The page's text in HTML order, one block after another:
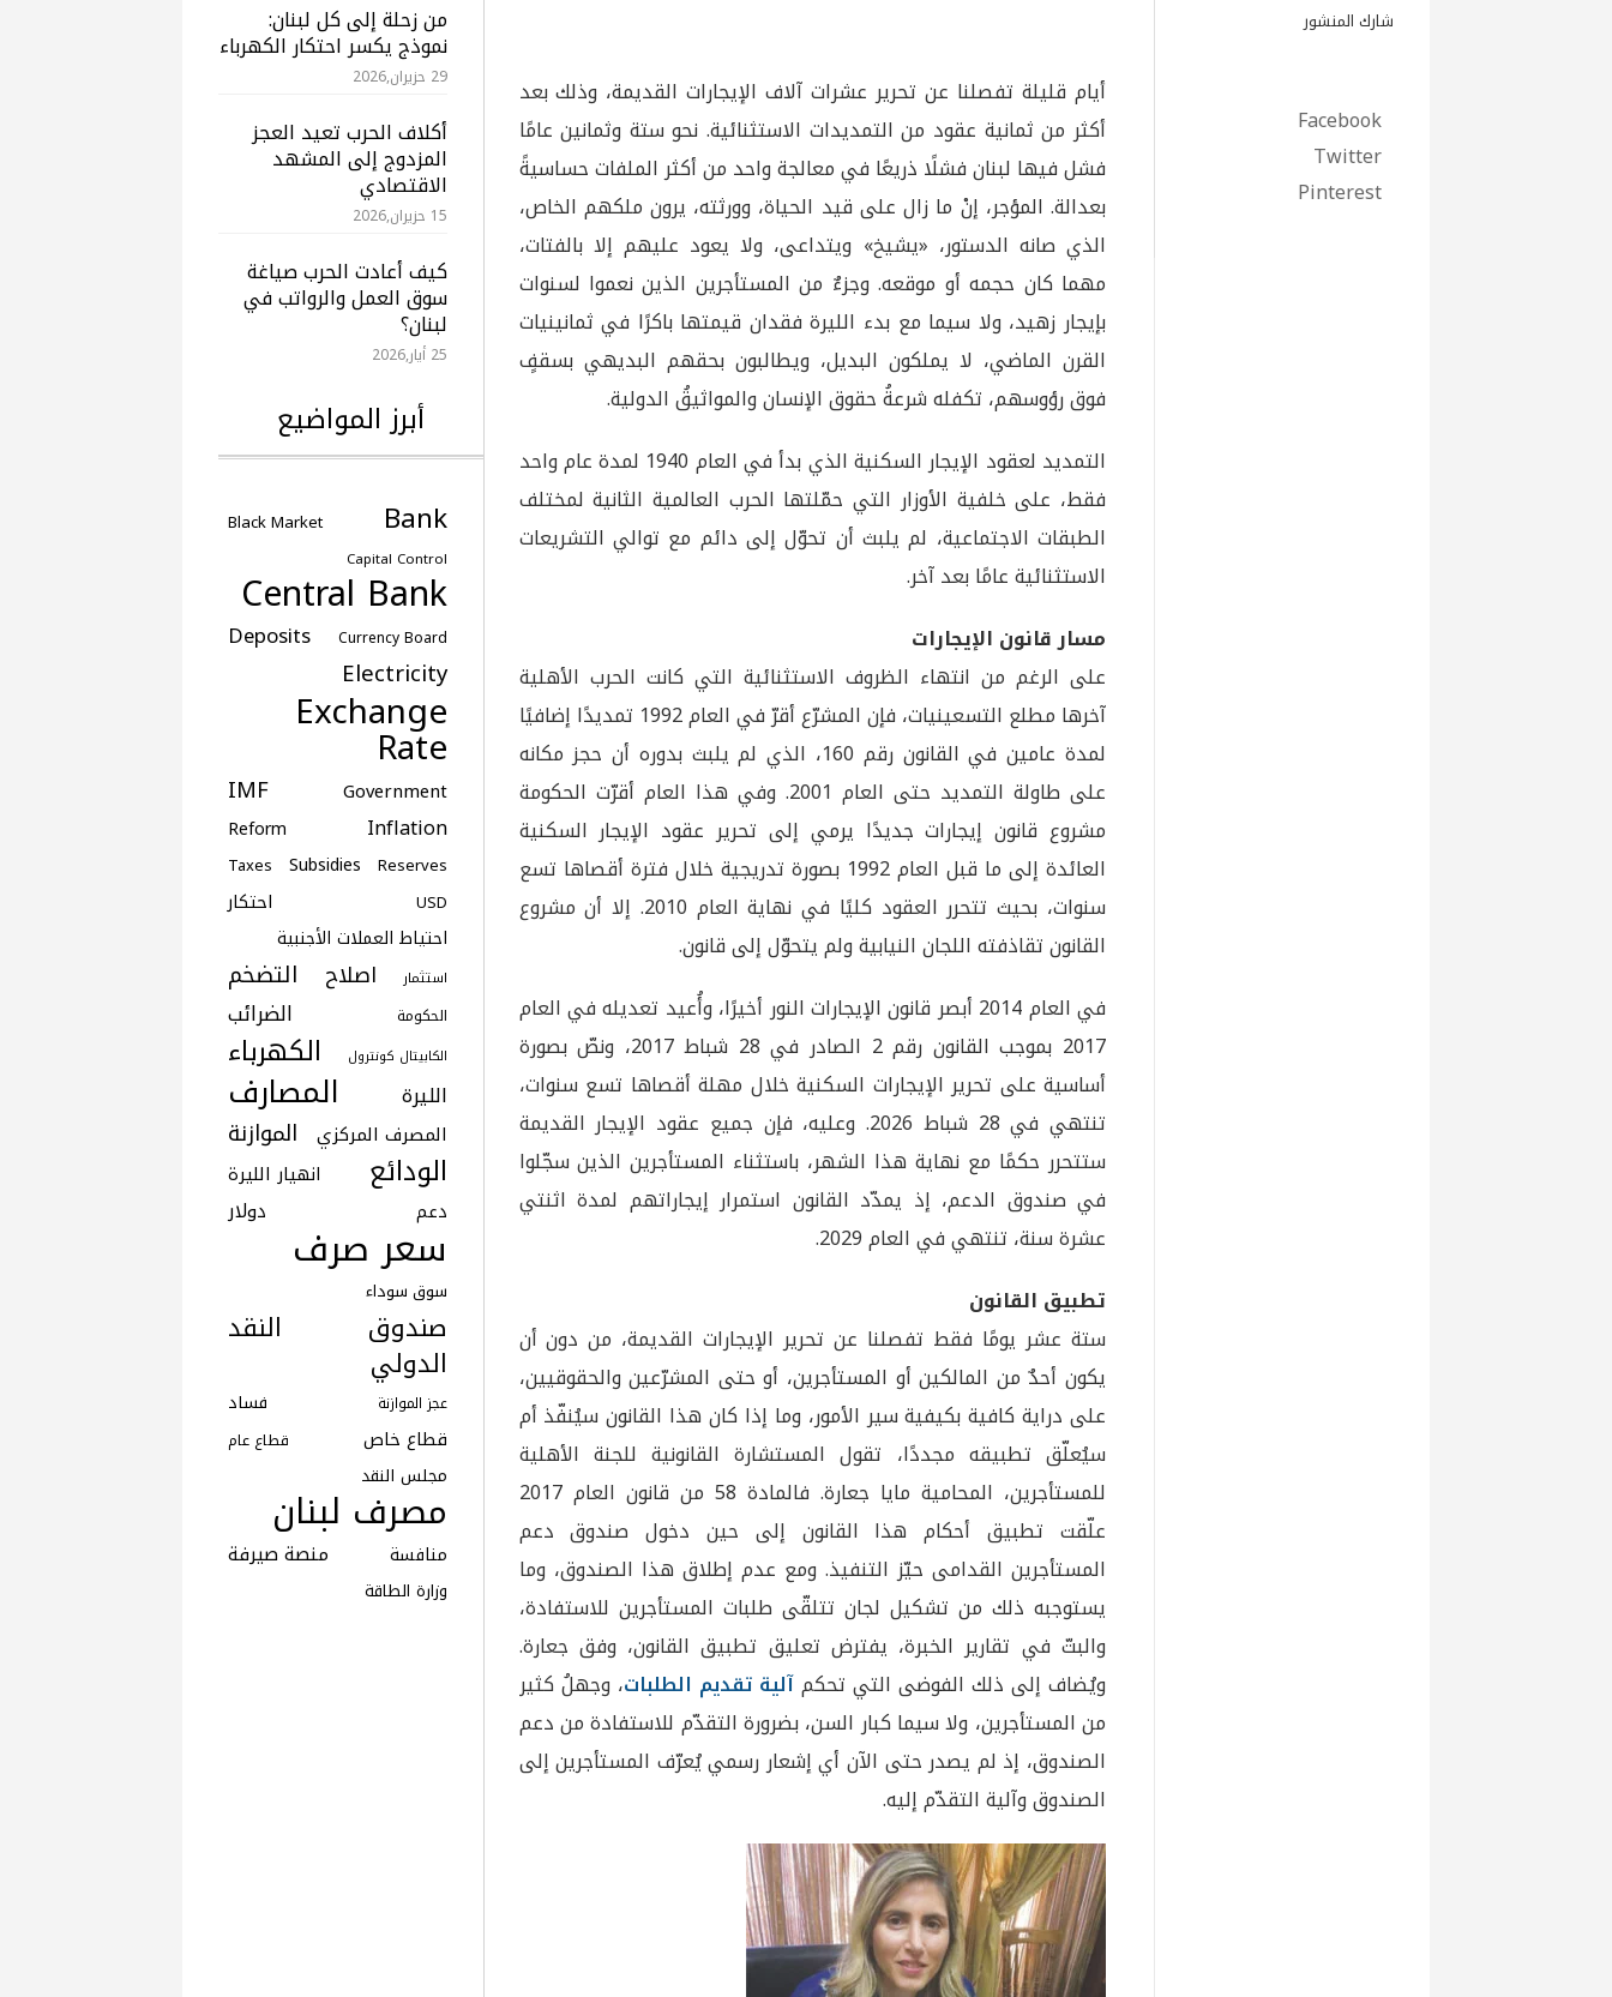
شارك المنشور
Facebook
Twitter
Pinterest
أيام قليلة تفصلنا عن تحرير عشرات آلاف الإيجارات القديمة، وذلك بعد
أكثر من ثمانية عقود من التمديدات الاستثنائية. نحو ستة وثمانين عامًا
فشل فيها لبنان فشلًا ذريعًا في معالجة واحد من أكثر الملفات حساسيةً
بعدالة. المؤجر، إنْ ما زال على قيد الحياة، وورثته، يرون ملكهم الخاص،
الذي صانه الدستور، «يشيخ» ويتداعى، ولا يعود عليهم إلا بالفتات،
مهما كان حجمه أو موقعه. وجزءٌ من المستأجرين الذين نعموا لسنوات
بإيجار زهيد، ولا سيما مع بدء الليرة فقدان قيمتها باكرًا في ثمانينيات
القرن الماضي، لا يملكون البديل، ويطالبون بحقهم البديهي بسقفٍ
فوق رؤوسهم، تكفله شرعةُ حقوق الإنسان والمواثيقُ الدولية.
التمديد لعقود الإيجار السكنية الذي بدأ في العام 1940 لمدة عام واحد
فقط، على خلفية الأوزار التي حمّلتها الحرب العالمية الثانية لمختلف
الطبقات الاجتماعية، لم يلبث أن تحوّل إلى دائم مع توالي التشريعات
الاستثنائية عامًا بعد آخر.
مسار قانون الإيجارات
على الرغم من انتهاء الظروف الاستثنائية التي كانت الحرب الأهلية
آخرها مطلع التسعينيات، فإن المشرّع أقرّ في العام 1992 تمديدًا إضافيًا
لمدة عامين في القانون رقم 160، الذي لم يلبث بدوره أن حجز مكانه
على طاولة التمديد حتى العام 2001. وفي هذا العام أقرّت الحكومة
مشروع قانون إيجارات جديدًا يرمي إلى تحرير عقود الإيجار السكنية
العائدة إلى ما قبل العام 1992 بصورة تدريجية خلال فترة أقصاها تسع
سنوات، بحيث تتحرر العقود كليًا في نهاية العام 2010. إلا أن مشروع
القانون تقاذفته اللجان النيابية ولم يتحوّل إلى قانون.
في العام 2014 أبصر قانون الإيجارات النور أخيرًا، وأُعيد تعديله في العام
2017 بموجب القانون رقم 2 الصادر في 28 شباط 2017، ونصّ بصورة
أساسية على تحرير الإيجارات السكنية خلال مهلة أقصاها تسع سنوات،
تنتهي في 28 شباط 2026. وعليه، فإن جميع عقود الإيجار القديمة
ستتحرر حكمًا مع نهاية هذا الشهر، باستثناء المستأجرين الذين سجّلوا
في صندوق الدعم، إذ يمدّد القانون استمرار إيجاراتهم لمدة اثنتي
عشرة سنة، تنتهي في العام 2029.
تطبيق القانون
ستة عشر يومًا فقط تفصلنا عن تحرير الإيجارات القديمة، من دون أن
يكون أحدٌ من المالكين أو المستأجرين، أو حتى المشرّعين والحقوقيين،
على دراية كافية بكيفية سير الأمور، وما إذا كان هذا القانون سيُنفّذ أم
سيُعلّق تطبيقه مجددًا، تقول المستشارة القانونية للجنة الأهلية
للمستأجرين، المحامية مايا جعارة. فالمادة 58 من قانون العام 2017
علّقت تطبيق أحكام هذا القانون إلى حين دخول صندوق دعم
المستأجرين القدامى حيّز التنفيذ. ومع عدم إطلاق هذا الصندوق، وما
يستوجبه ذلك من تشكيل لجان تتلقّى طلبات المستأجرين للاستفادة،
والبتّ في تقارير الخبرة، يفترض تعليق تطبيق القانون، وفق جعارة.
ويُضاف إلى ذلك الفوضى التي تحكمآلية تقديم الطلبات، وجهلُ كثير
من المستأجرين، ولا سيما كبار السن، بضرورة التقدّم للاستفادة من دعم
الصندوق، إذ لم يصدر حتى الآن أي إشعار رسمي يُعرّف المستأجرين إلى
الصندوق وآلية التقدّم إليه.
من زحلة إلى كل لبنان:
نموذج يكسر احتكار الكهرباء
29 حزيران,2026
أكلاف الحرب تعيد العجز
المزدوج إلى المشهد
الاقتصادي
15 حزيران,2026
كيف أعادت الحرب صياغة
سوق العمل والرواتب في
لبنان؟
25 أيار,2026
أبرز المواضيع
Bank
Black Market
Capital Control
Central Bank
Currency Board
Deposits
Electricity
Exchange
Rate
Government
IMF
Inflation
Reform
Reserves
Subsidies
Taxes
USD
احتكار
احتياط العملات الأجنبية
استثمار اصلاح التضخم
الحكومة الضرائب
الكابيتال كونترول الكهرباء
الليرة المصارف
المصرف المركزي الموازنة
الودائع
انهيار الليرة
دعم
دولار
سعر صرف
سوق سوداء
صندوق النقد
الدولي
عجز الموازنة فساد
قطاع خاص قطاع عام
مجلس النقد
مصرف لبنان
منافسة منصة صيرفة
وزارة الطاقة